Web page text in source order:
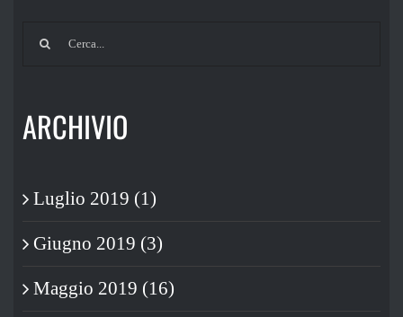
Cerca
ARCHIVIO
Luglio 2019 (1)
Giugno 2019 (3)
Maggio 2019 (16)